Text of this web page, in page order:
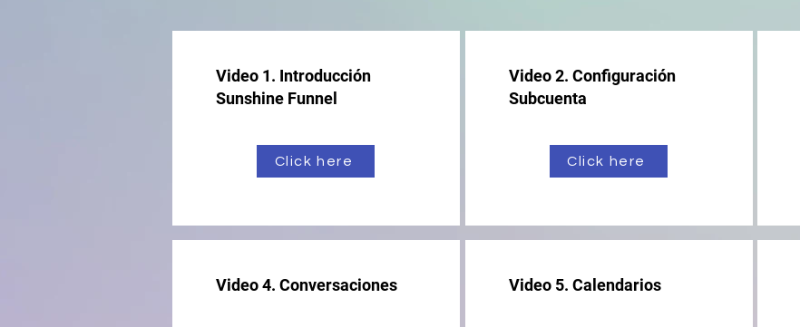
Video 1. Introducción
Sunshine Funnel
Click here
Video 4. Conversaciones
Video 2. Configuración
Subcuenta
Click here
Video 5. Calendarios